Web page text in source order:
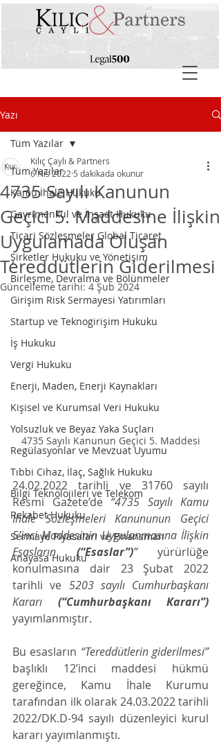
Yazı
Tüm Yazılar
Kamu İhale Hukuku
Gayrimenkul ve İnşaat Hukuku
Ticari Sözleşmeler Global Ticaret
Şirketler Hukuku ve Yönetişim
Birleşme, Devralma ve Bölünmeler
Girişim Risk Sermayesi Yatırımları
Startup ve Teknogirişim Hukuku
İş Hukuku
Vergi Hukuku
Enerji, Maden, Enerji Kaynakları
Kişisel ve Kurumsal Veri Hukuku
Yolsuzluk ve Beyaz Yaka Suçları
Regülasyonlar ve Mevzuat Uyumu
Tıbbi Cihaz, İlaç, Sağlık Hukuku
Bilgi Teknolojileri ve Telekom
Rekabet Hukuku
Sermaye Piyasaları ve Finansman
Anayasa Hukuku
Tüm Yazılar
4735 Sayılı Kanunun
Geçici 5. Maddesine İlişkin
Uygulamada Oluşan
Tereddütlerin Giderilmesi
Kılıç Çaylı & Partners
6 Nis 2022 5 dakikada okunur
Güncelleme tarihi:4 Şub 2024
4735 Sayılı Kanunun Geçici 5. Maddesi
24.02.2022 tarihli ve 31760 sayılı
Resmi Gazete’de “4735 Sayılı Kamu
İhale Sözleşmeleri Kanununun Geçici
5’inci Maddesinin Uygulanmasına İlişkin
Esasların (“Esaslar”)” yürürlüğe
konulmasına dair 23 Şubat 2022
tarihli ve 5203 sayılı Cumhurbaşkanı
Kararı (“Cumhurbaşkanı Kararı”)
yayımlanmıştır.
Bu esasların “Tereddütlerin giderilmesi”
başlıklı 12’inci maddesi hükmü
gereğince, Kamu İhale Kurumu
tarafından ilk olarak 24.03.2022 tarihli
2022/DK.D-94 sayılı düzenleyici kurul
kararı yayımlanmıştı.